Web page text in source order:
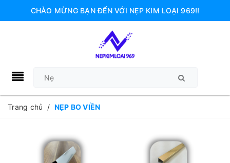
CHÀO MỪNG BẠN ĐẾN VỚI NẸP KIM LOẠI 969!!
Trang chủ / NẸP BO VIỀN